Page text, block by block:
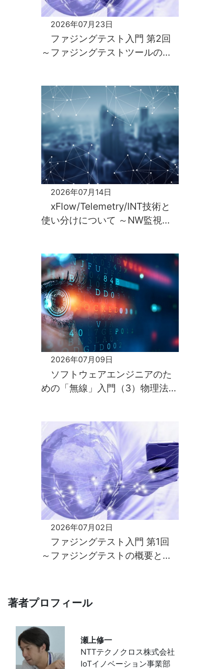
2026年07月23日
ファジングテスト入門 第2回
～ファジングテストツールの構
2026年07月14日
xFlow/Telemetry/INT技術と
使い分けについて ～NW監視入
2026年07月09日
ソフトウェアエンジニアのた
めの「無線」入門（3）物理法則
2026年07月02日
ファジングテスト入門 第1回
～ファジングテストの概要と必
著者プロフィール
瀬上修一
NTTテクノクロス株式会社
IoTイノベーション事業部